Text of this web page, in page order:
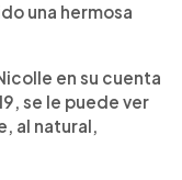
una hermosa
en su cuenta
se le puede ver
al natural,